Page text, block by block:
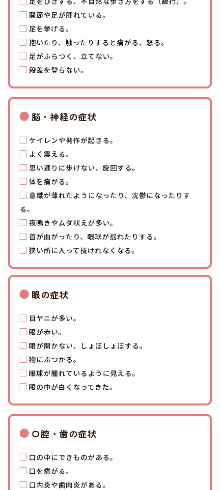
関節や足が腫れている。
足を挙げる。
抱いたり、触ったりすると痛がる、怒る。
足がふらつく、立てない。
段差を登らない。
脳・神経の症状
ケイレンや発作が起きる。
よく震える。
思い通りに歩けない、旋回する。
体を痛がる。
意識が薄れたようになったり、沈鬱になったりす
る。
夜鳴きやムダ吠えが多い。
首が曲がったり、眼球が揺れたりする。
狭い所に入って抜けれなくなる。
眼の症状
目ヤニが多い。
眼が赤い。
眼が開かない、しょぼしょぼする。
物にぶつかる。
眼球が腫れているように見える。
眼の中が白くなってきた。
口腔・歯の症状
口の中にできものがある。
口を痛がる。
口内炎や歯肉炎がある。